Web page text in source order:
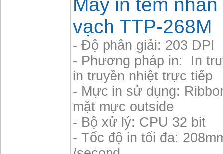
Máy in tem nhãn
vạch TTP-268M
- Độ phân giải: 203 DPI
- Phương pháp in: In
in truyền nhiệt trực tiếp
- Mực in sử dụng:
mặt mực outside
- Bộ xử lý: CPU 32 bit
- Tốc độ in tối đa: